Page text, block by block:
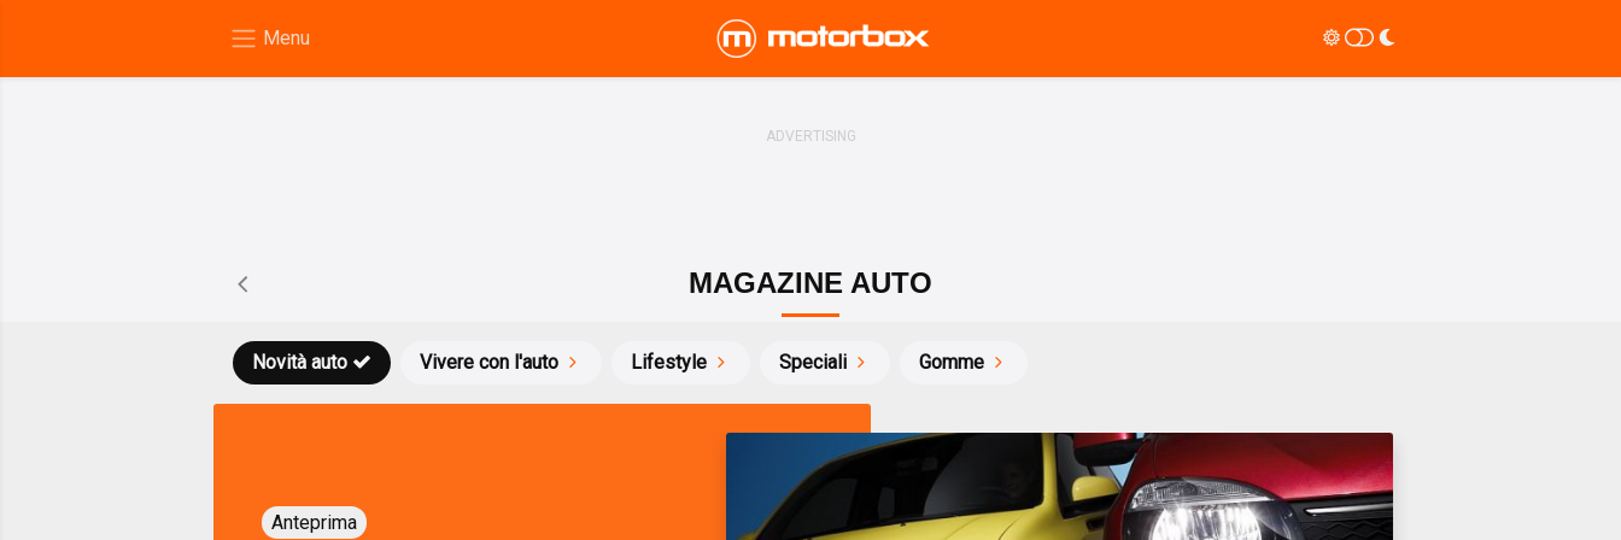
MAGAZINE AUTO
Novità auto Vivere con l'auto Lifestyle Speciali Gomme
Anteprima